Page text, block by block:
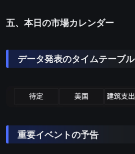
五、本日の市場カレンダー
データ発表のタイムテーブル
重要イベントの予告